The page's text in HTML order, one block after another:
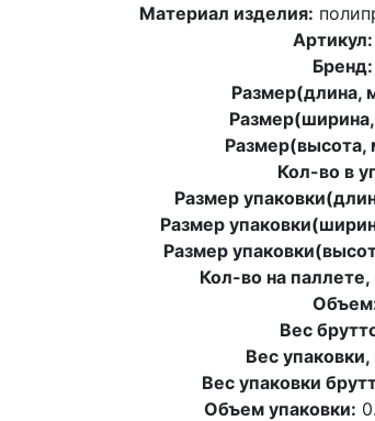
Материал изделия:
Артикул:
Бренд:
Размер(длина,
Размер(высота,
Кол-во в
Размер
Размер
Размер
Кол-во на
Вес
Вес упаковки,
Вес упаковки
Объем упаковки: